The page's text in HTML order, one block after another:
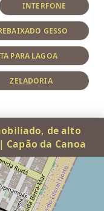
INTERFONE
GESSO
PARA LAGOA
ZELADORIA
de alto
da Canoa